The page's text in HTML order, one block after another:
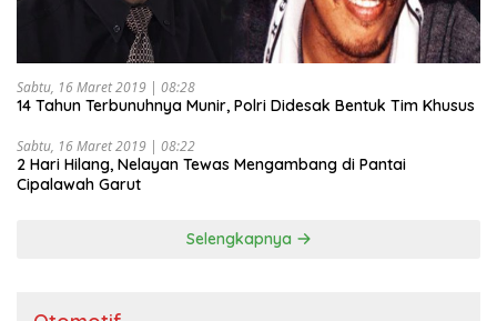
Sabtu, 16 Maret 2019 | 08:28
14 Tahun Terbunuhnya Munir, Polri Didesak Bentuk Tim Khusus
Sabtu, 16 Maret 2019 | 08:22
2 Hari Hilang, Nelayan Tewas Mengambang di Pantai
Cipalawah Garut
Selengkapnya